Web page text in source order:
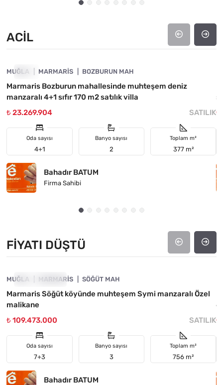
ACIL
ACIL
MUĞLA MARMARIS BOZBURUN MAH
Marmaris Bozburun mahallesinde muhteşem deniz
manzaralı 4+1 sıfır 170 m2 satılık villa
₺ 23.269.904
SATILIK
Oda sayısı
4+1
Banyo sayısı
2
Toplam m²
377 m²
Bahadır BATUM
Firma Sahibi
₺
FIYATI DÜŞTÜ
FIYATI DÜŞTÜ
MUĞLA MARMARIS SÖĞÜT MAH
Marmaris Söğüt köyünde muhteşem Symi manzaralı Özel
malikane
₺ 109.473.000
SATILIK
Oda sayısı
7+3
Banyo sayısı
3
Toplam m²
756 m²
Bahadır BATUM
₺